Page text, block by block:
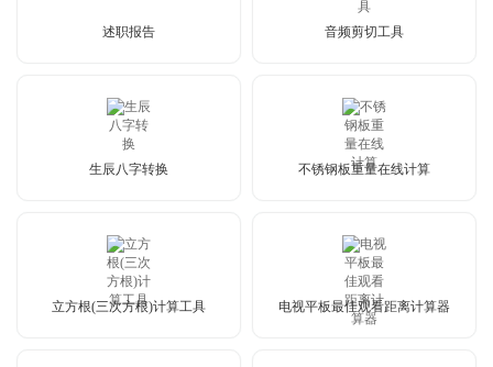
述职报告 音频剪切工具
生辰八字转换 不锈钢板重量在线计算
立方根(三次方根)计算工具 电视平板最佳观看距离计算器